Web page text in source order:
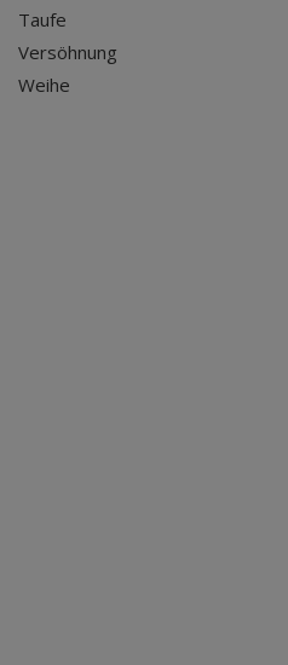
Taufe
Versöhnung
Weihe